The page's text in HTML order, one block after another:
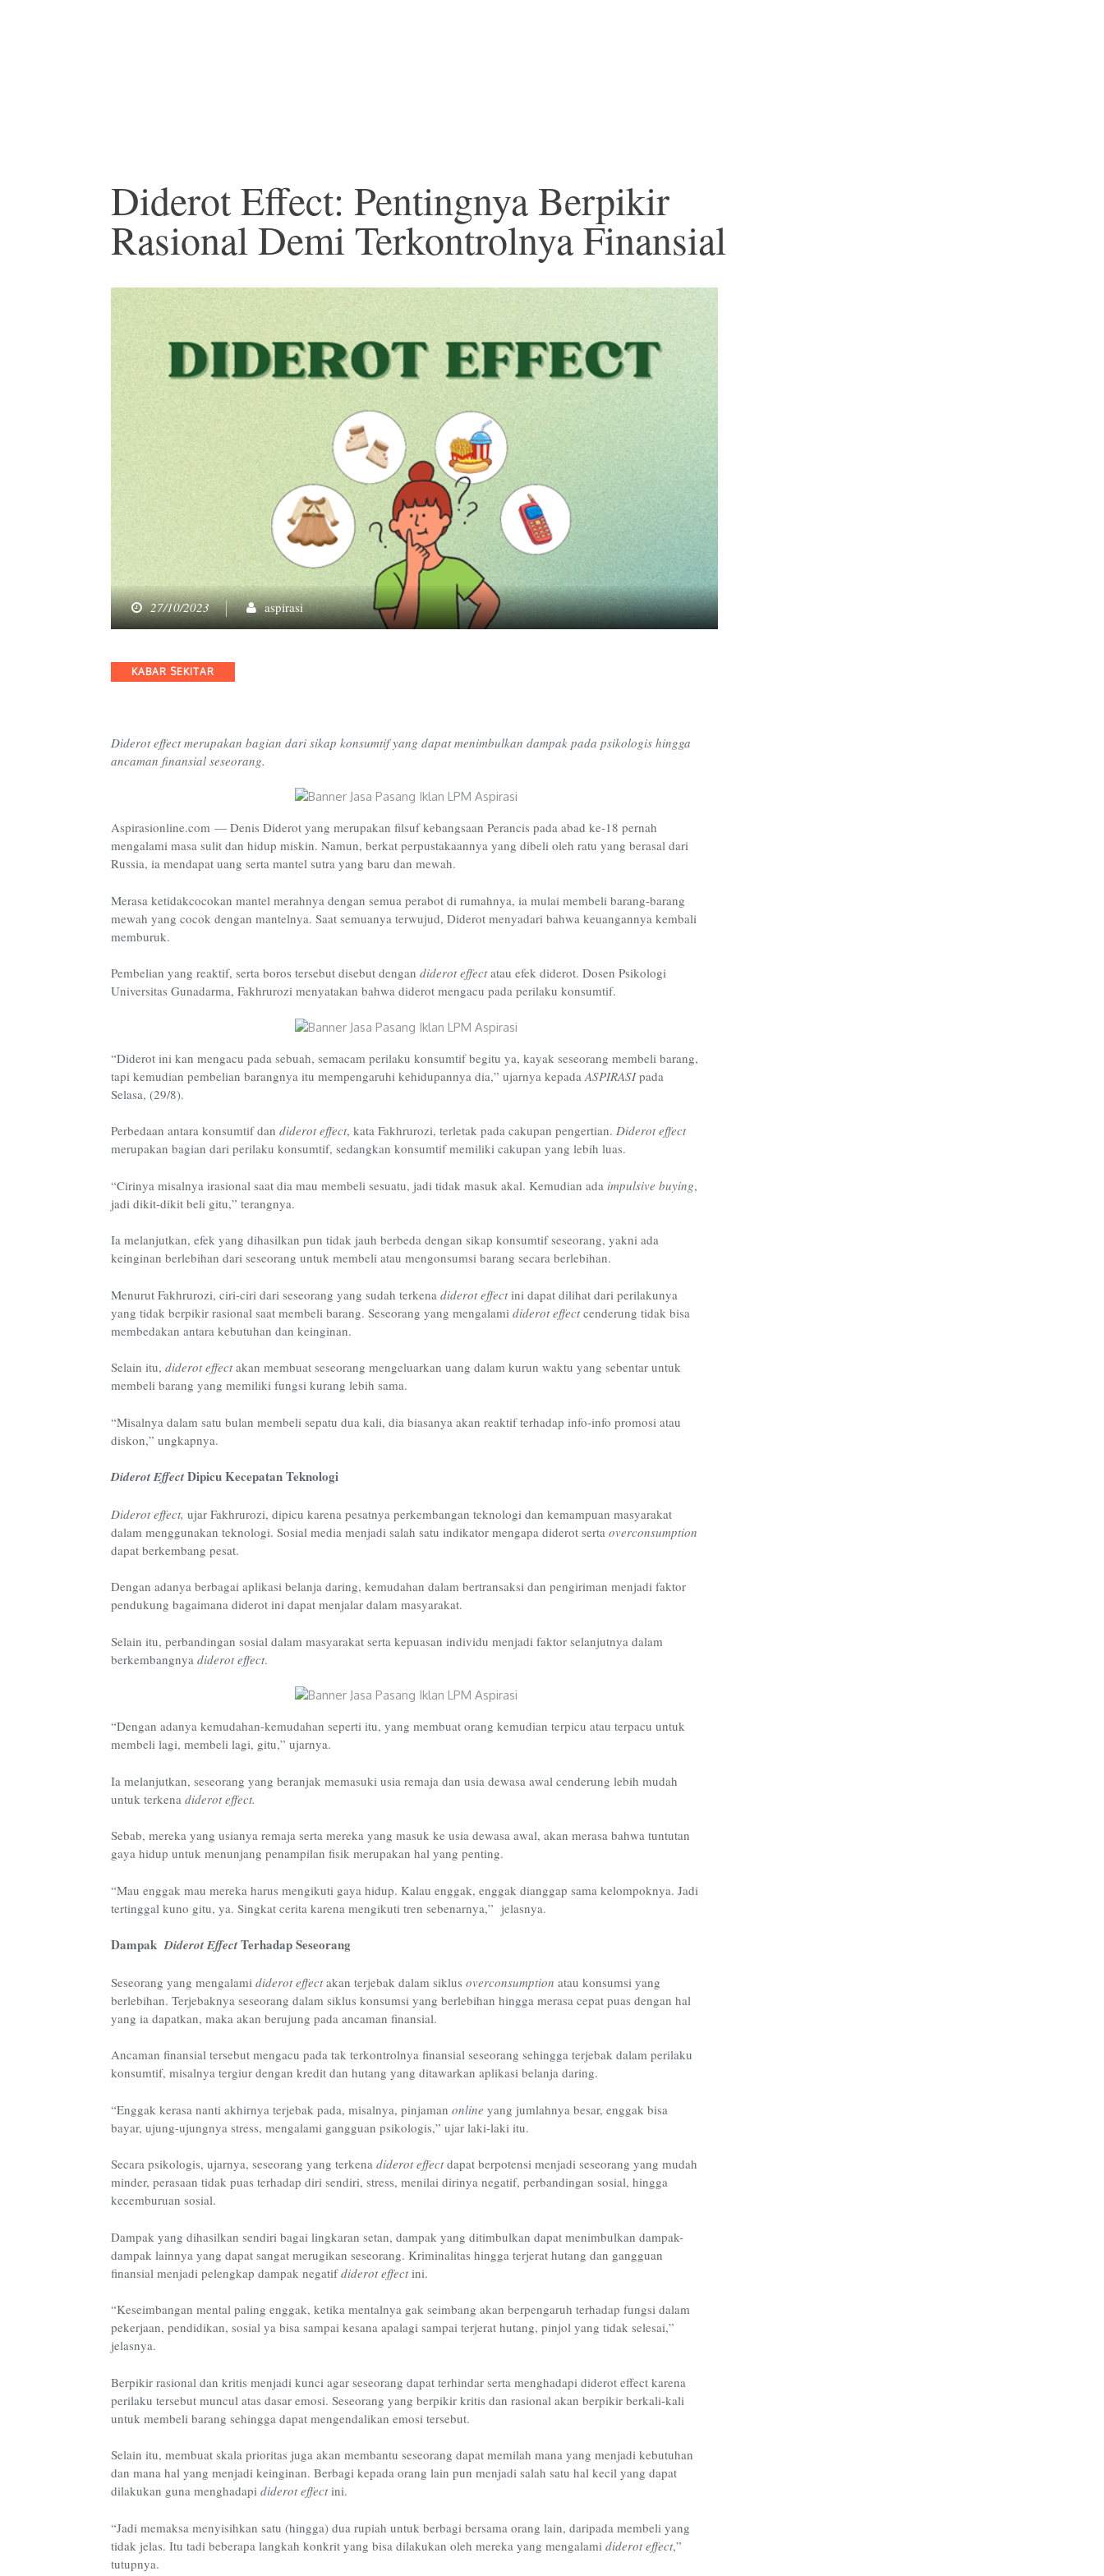
Diderot Effect: Pentingnya Berpikir
Rasional Demi Terkontrolnya Finansial
27/10/2023 aspirasi
Categories
KABAR SEKITAR
Diderot effect merupakan bagian dari sikap konsumtif yang dapat menimbulkan dampak pada psikologis hingga
ancaman finansial seseorang.
Aspirasionline.com — Denis Diderot yang merupakan filsuf kebangsaan Perancis pada abad ke-18 pernah
mengalami masa sulit dan hidup miskin. Namun, berkat perpustakaannya yang dibeli oleh ratu yang berasal dari
Russia, ia mendapat uang serta mantel sutra yang baru dan mewah.
Merasa ketidakcocokan mantel merahnya dengan semua perabot di rumahnya, ia mulai membeli barang-barang
mewah yang cocok dengan mantelnya. Saat semuanya terwujud, Diderot menyadari bahwa keuangannya kembali
memburuk.
Pembelian yang reaktif, serta boros tersebut disebut dengan diderot effectatau efek diderot. Dosen Psikologi
Universitas Gunadarma, Fakhrurozi menyatakan bahwa diderot mengacu pada perilaku konsumtif.
“Diderot ini kan mengacu pada sebuah, semacam perilaku konsumtif begitu ya, kayak seseorang membeli barang,
tapi kemudian pembelian barangnya itu mempengaruhi kehidupannya dia,” ujarnya kepada ASPIRASIpada
Selasa, (29/8).
Perbedaan antara konsumtif dan diderot effect, kata Fakhrurozi, terletak pada cakupan pengertian. Diderot effect
merupakan bagian dari perilaku konsumtif, sedangkan konsumtif memiliki cakupan yang lebih luas.
“Cirinya misalnya irasional saat dia mau membeli sesuatu, jadi tidak masuk akal. Kemudian ada impulsive buying,
jadi dikit-dikit beli gitu,” terangnya.
Ia melanjutkan, efek yang dihasilkan pun tidak jauh berbeda dengan sikap konsumtif seseorang, yakni ada
keinginan berlebihan dari seseorang untuk membeli atau mengonsumsi barang secara berlebihan.
Menurut Fakhrurozi, ciri-ciri dari seseorang yang sudah terkena diderot effectini dapat dilihat dari perilakunya
yang tidak berpikir rasional saat membeli barang. Seseorang yang mengalami diderot effectcenderung tidak bisa
membedakan antara kebutuhan dan keinginan.
Selain itu, diderot effectakan membuat seseorang mengeluarkan uang dalam kurun waktu yang sebentar untuk
membeli barang yang memiliki fungsi kurang lebih sama.
“Misalnya dalam satu bulan membeli sepatu dua kali, dia biasanya akan reaktif terhadap info-info promosi atau
diskon,” ungkapnya.
Diderot EffectDipicu Kecepatan Teknologi
Diderot effect, ujar Fakhrurozi, dipicu karena pesatnya perkembangan teknologi dan kemampuan masyarakat
dalam menggunakan teknologi. Sosial media menjadi salah satu indikator mengapa diderot serta overconsumption
dapat berkembang pesat.
Dengan adanya berbagai aplikasi belanja daring, kemudahan dalam bertransaksi dan pengiriman menjadi faktor
pendukung bagaimana diderot ini dapat menjalar dalam masyarakat.
Selain itu, perbandingan sosial dalam masyarakat serta kepuasan individu menjadi faktor selanjutnya dalam
berkembangnya diderot effect.
“Dengan adanya kemudahan-kemudahan seperti itu, yang membuat orang kemudian terpicu atau terpacu untuk
membeli lagi, membeli lagi, gitu,” ujarnya.
Ia melanjutkan, seseorang yang beranjak memasuki usia remaja dan usia dewasa awal cenderung lebih mudah
untuk terkena diderot effect.
Sebab, mereka yang usianya remaja serta mereka yang masuk ke usia dewasa awal, akan merasa bahwa tuntutan
gaya hidup untuk menunjang penampilan fisik merupakan hal yang penting.
“Mau enggak mau mereka harus mengikuti gaya hidup. Kalau enggak, enggak dianggap sama kelompoknya. Jadi
tertinggal kuno gitu, ya. Singkat cerita karena mengikuti tren sebenarnya,” jelasnya.
DampakDiderot EffectTerhadap Seseorang
Seseorang yang mengalami diderot effectakan terjebak dalam siklus overconsumption atau konsumsi yang
berlebihan. Terjebaknya seseorang dalam siklus konsumsi yang berlebihan hingga merasa cepat puas dengan hal
yang ia dapatkan, maka akan berujung pada ancaman finansial.
Ancaman finansial tersebut mengacu pada tak terkontrolnya finansial seseorang sehingga terjebak dalam perilaku
konsumtif, misalnya tergiur dengan kredit dan hutang yang ditawarkan aplikasi belanja daring.
“Enggak kerasa nanti akhirnya terjebak pada, misalnya, pinjaman online yang jumlahnya besar, enggak bisa
bayar, ujung-ujungnya stress, mengalami gangguan psikologis,” ujar laki-laki itu.
Secara psikologis, ujarnya, seseorang yang terkena diderot effectdapat berpotensi menjadi seseorang yang mudah
minder, perasaan tidak puas terhadap diri sendiri, stress, menilai dirinya negatif, perbandingan sosial, hingga
kecemburuan sosial.
Dampak yang dihasilkan sendiri bagai lingkaran setan, dampak yang ditimbulkan dapat menimbulkan dampak-
dampak lainnya yang dapat sangat merugikan seseorang. Kriminalitas hingga terjerat hutang dan gangguan
finansial menjadi pelengkap dampak negatifdiderot effectini.
“Keseimbangan mental paling enggak, ketika mentalnya gak seimbang akan berpengaruh terhadap fungsi dalam
pekerjaan, pendidikan, sosial ya bisa sampai kesana apalagi sampai terjerat hutang, pinjol yang tidak selesai,”
jelasnya.
Berpikir rasional dan kritis menjadi kunci agar seseorang dapat terhindar serta menghadapi diderot effect karena
perilaku tersebut muncul atas dasar emosi. Seseorang yang berpikir kritis dan rasional akan berpikir berkali-kali
untuk membeli barang sehingga dapat mengendalikan emosi tersebut.
Selain itu, membuat skala prioritas juga akan membantu seseorang dapat memilah mana yang menjadi kebutuhan
dan mana hal yang menjadi keinginan. Berbagi kepada orang lain pun menjadi salah satu hal kecil yang dapat
dilakukan guna menghadapididerot effectini.
“Jadi memaksa menyisihkan satu (hingga) dua rupiah untuk berbagi bersama orang lain, daripada membeli yang
tidak jelas. Itu tadi beberapa langkah konkrit yang bisa dilakukan oleh mereka yang mengalami diderot effect,”
tutupnya.